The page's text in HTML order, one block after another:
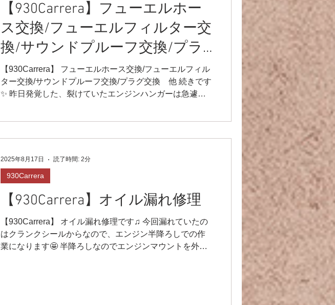
X🕊 https://twitter.com/r9racing_japan TEL/FAX 03-6336-
0775 ●小さなメンテナンスガレージ●
【930Carrera】フューエルホー
ス交換/フューエルフィルター交
換/サウンドプルーフ交換/プラ
グ交換 他
【930Carrera】 フューエルホース交換/フューエルフィル
ター交換/サウンドプルーフ交換/プラグ交換 他 続きです
✨ 昨日発覚した、裂けていたエンジンハンガーは急遽中
【930Carrera】オイル漏れ修理
【930Carrera】 オイル漏れ修理です♫ 今回漏れていたの
はクランクシールからなので、エンジン半降ろしでの作
業になります🤩 半降ろしなのでエンジンマウントを外し
930Carrera
2025年8月17日 読了時間: 2分